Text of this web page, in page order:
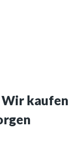
kaufen